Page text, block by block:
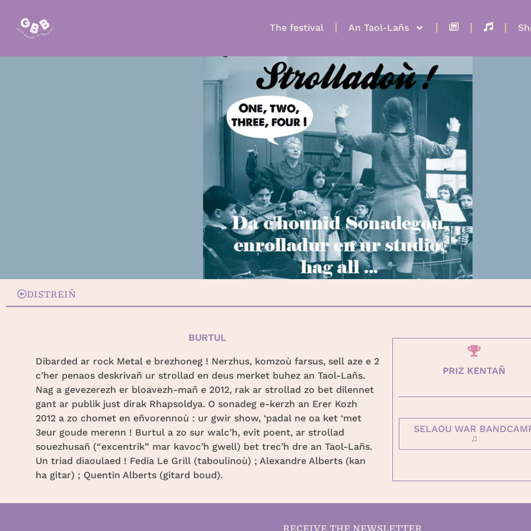
The festival An Taol-Lañs News Listen
DISTREIÑ
BURTUL
Dibarded ar rock Metal e brezhoneg ! Nerzhus, komzoù farsus, sell aze e 2
c’her penaos deskrivañ ur strollad en deus merket buhez an Taol-Lañs.
Nag a gevezerezh er bloavezh-mañ e 2012, rak ar strollad zo bet dilennet
gant ar publik just dirak Rhapsoldya. O sonadeg e-kerzh an Erer Kozh
2012 a zo chomet en eñvorennoù : ur gwir show, ‘padal ne oa ket ‘met
3eur goude merenn ! Burtul a zo sur walc’h, evit poent, ar strollad
souezhusañ (“excentrik” mar kavoc’h gwell) bet trec’h dre an Taol-Lañs.
Un triad diaoulaed ! Fedia Le Grill (taboulinoù) ; Alexandre Alberts (kan
ha gitar) ; Quentin Alberts (gitard boud).
PRIZ KENTAÑ
SELAOU WAR
♫
RECEIVE THE NEWSLETTER